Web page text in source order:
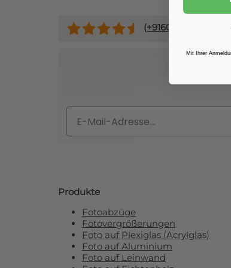
(+9160
Produkte
Fotoabzüge
Fotovergrößerungen
Foto auf Plexiglas (Acrylglas)
Foto auf Aluminium
Foto auf Leinwand
Mit Ihrer